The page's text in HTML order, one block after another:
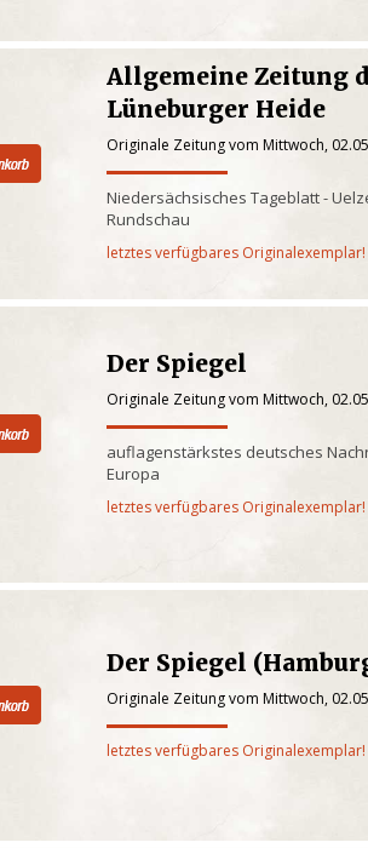
Allgemeine Zeitung
Lüneburger Heide
Originale Zeitung vom Mittwoch,
Niedersächsisches Tageblatt -
Rundschau
letztes verfügbares Originalexemplar!
Der Spiegel
Originale Zeitung vom Mittwoch,
auflagenstärkstes deutsches
Europa
letztes verfügbares Originalexemplar!
Der Spiegel
Originale Zeitung vom Mittwoch,
letztes verfügbares Originalexemplar!